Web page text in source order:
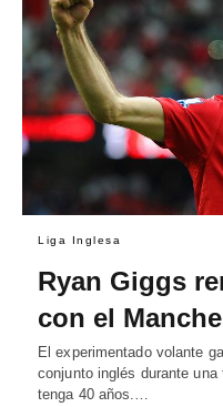
Liga Inglesa
Ryan Giggs
con el
El experimentado volante
conjunto inglés durante
tenga 40 años.…